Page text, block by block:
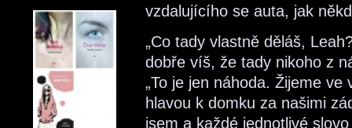
vzdalujícího se auta, jak
„Co tady vlastně děláš,
dobře víš, že tady nikoho z
„To je jen náhoda. Žijeme ve
hlavou k domku za našimi
jsem a každé jednotlivé